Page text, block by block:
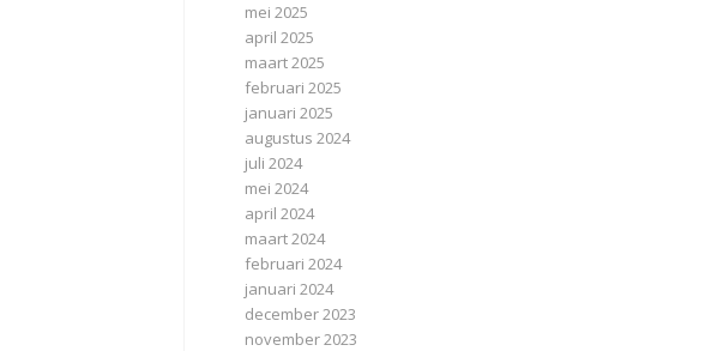
mei 2025
april 2025
maart 2025
februari 2025
januari 2025
augustus 2024
juli 2024
mei 2024
april 2024
maart 2024
februari 2024
januari 2024
december 2023
november 2023